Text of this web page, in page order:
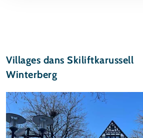
Villages dans Skiliftkarussell
Winterberg